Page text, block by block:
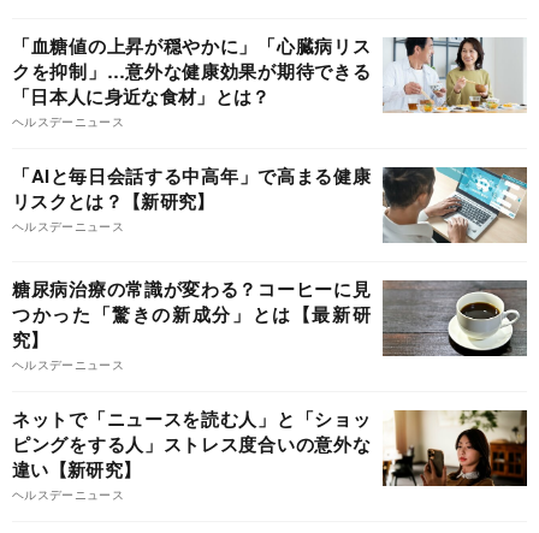
「血糖値の上昇が穏やかに」「心臓病リス
クを抑制」…意外な健康効果が期待できる
「日本人に身近な食材」とは？
ヘルスデーニュース
「AIと毎日会話する中高年」で高まる健康
リスクとは？【新研究】
ヘルスデーニュース
糖尿病治療の常識が変わる？コーヒーに見
つかった「驚きの新成分」とは【最新研
究】
ヘルスデーニュース
ネットで「ニュースを読む人」と「ショッ
ピングをする人」ストレス度合いの意外な
違い【新研究】
ヘルスデーニュース